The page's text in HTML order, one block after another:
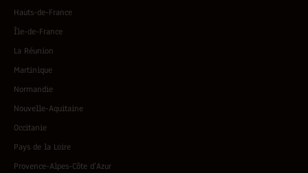
Hauts-de-France
Île-de-France
La Réunion
Martinique
Normandie
Nouvelle-Aquitaine
Occitanie
Pays de la Loire
Provence-Alpes-Côte d’Azur